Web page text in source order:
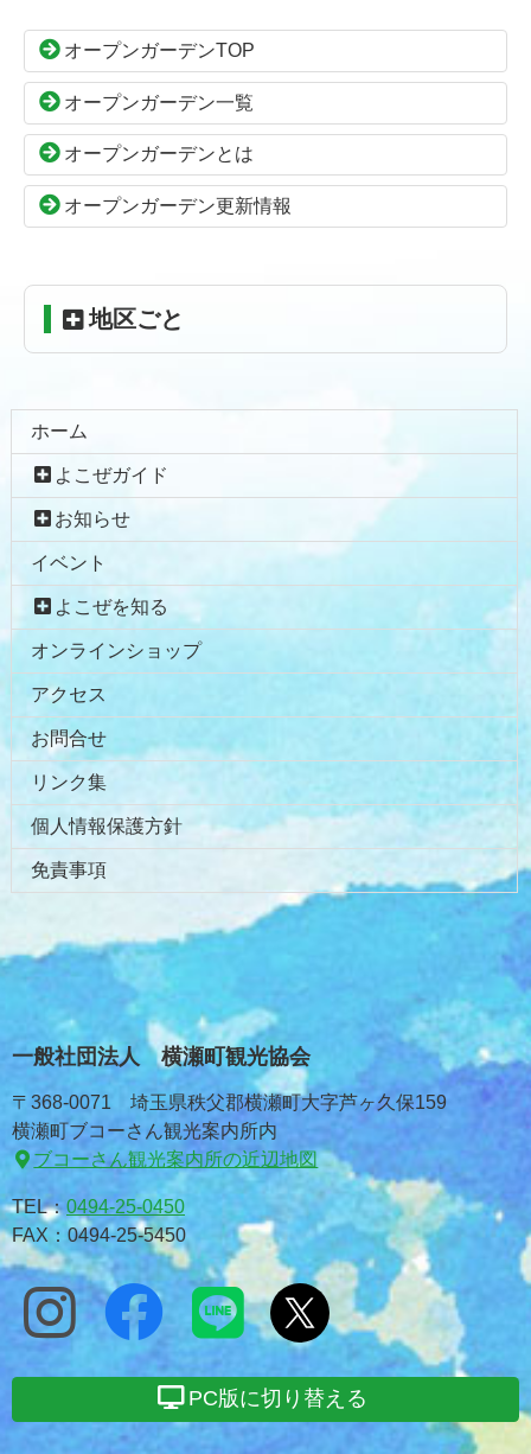
ン
本
文
先
へ
る
の
頭
へ
る
オープンガーデンTOP
オープンガーデン一覧
オープンガーデンとは
オープンガーデン更新情報
地区ごと
ホーム
よこぜガイド
お知らせ
イベント
よこぜを知る
オンラインショップ
アクセス
お問合せ
リンク集
個人情報保護方針
免責事項
一般社団法人 横瀬町観光協会
〒368-0071 埼玉県秩父郡横瀬町大字芦ヶ久保159
横瀬町ブコーさん観光案内所内
ブコーさん観光案内所の近辺地図
TEL： 0494-25-0450
FAX：0494-25-5450
PC版に切り替える